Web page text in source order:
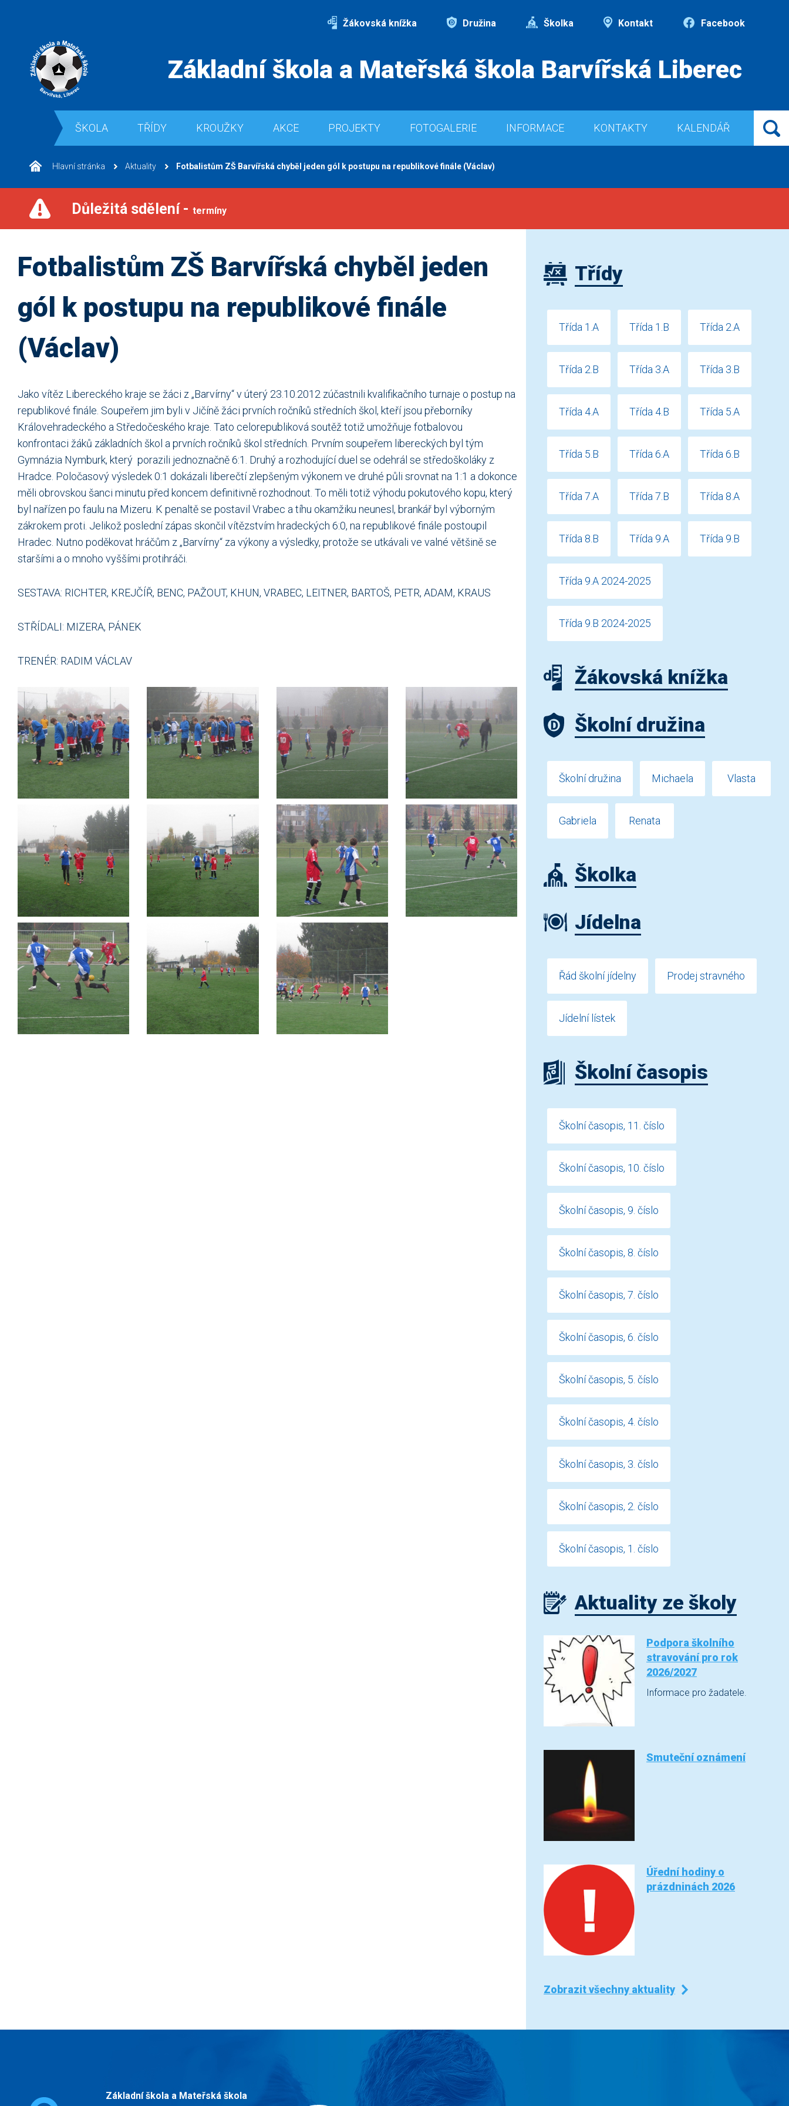
Žákovská knížka Družina Školka Kontakt Facebook
Základní škola a Mateřská škola Barvířská Liberec
ŠKOLA TŘÍDY KROUŽKY AKCE PROJEKTY FOTOGALERIE INFORMACE KONTAKTY KALENDÁŘ
Hlavní stránka Aktuality Fotbalistům ZŠ Barvířská chyběl jeden gól k postupu na republikové finále (Václav)
Důležitá sdělení - termíny
Fotbalistům ZŠ Barvířská chyběl jeden
gól k postupu na republikové finále
(Václav)
Jako vítěz Libereckého kraje se žáci z „Barvírny“ v úterý 23.10.2012 zúčastnili kvalifikačního turnaje o postup na
republikové finále. Soupeřem jim byli v Jičíně žáci prvních ročníků středních škol, kteří jsou přeborníky
Královehradeckého a Středočeského kraje. Tato celorepubliková soutěž totiž umožňuje fotbalovou
konfrontaci žáků základních škol a prvních ročníků škol středních. Prvním soupeřem libereckých byl tým
Gymnázia Nymburk, který porazili jednoznačně 6:1. Druhý a rozhodující duel se odehrál se středoškoláky z
Hradce. Poločasový výsledek 0:1 dokázali liberečtí zlepšeným výkonem ve druhé půli srovnat na 1:1 a dokonce
měli obrovskou šanci minutu před koncem definitivně rozhodnout. To měli totiž výhodu pokutového kopu, který
byl nařízen po faulu na Mizeru. K penaltě se postavil Vrabec a tíhu okamžiku neunesl, brankář byl výborným
zákrokem proti. Jelikož poslední zápas skončil vítězstvím hradeckých 6:0, na republikové finále postoupil
Hradec. Nutno poděkovat hráčům z „Barvírny“ za výkony a výsledky, protože se utkávali ve valné většině se
staršími a o mnoho vyššími protihráči.
SESTAVA: RICHTER, KREJČÍŘ, BENC, PAŽOUT, KHUN, VRABEC, LEITNER, BARTOŠ, PETR, ADAM, KRAUS
STŘÍDALI: MIZERA, PÁNEK
TRENÉR: RADIM VÁCLAV
Třídy
Třída 1.A Třída 1.B Třída 2.A
Třída 2.B Třída 3.A Třída 3.B
Třída 4.A Třída 4.B Třída 5.A
Třída 5.B Třída 6.A Třída 6.B
Třída 7.A Třída 7.B Třída 8.A
Třída 8.B Třída 9.A Třída 9.B
Třída 9.A 2024-2025
Třída 9.B 2024-2025
Žákovská knížka
Školní družina
Školní družina Michaela Vlasta
Gabriela Renata
Školka
Jídelna
Řád školní jídelny Prodej stravného
Jídelní lístek
Školní časopis
Školní časopis, 11. číslo
Školní časopis, 10. číslo
Školní časopis, 9. číslo
Školní časopis, 8. číslo
Školní časopis, 7. číslo
Školní časopis, 6. číslo
Školní časopis, 5. číslo
Školní časopis, 4. číslo
Školní časopis, 3. číslo
Školní časopis, 2. číslo
Školní časopis, 1. číslo
Aktuality ze školy
Podpora školního
stravování pro rok
2026/2027
Informace pro žadatele.
Smuteční oznámení
Úřední hodiny o
prázdninách 2026
Zobrazit všechny aktuality
Základní škola a Mateřská škola